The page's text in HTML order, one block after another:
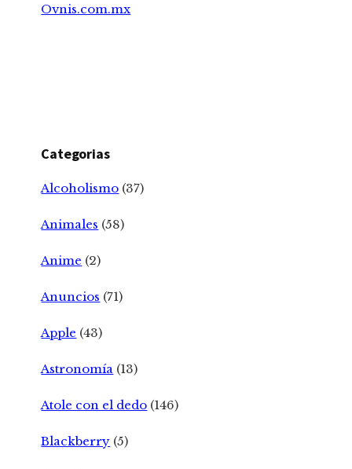
Ovnis.com.mx
Categorias
Alcoholismo (37)
Animales (58)
Anime (2)
Anuncios (71)
Apple (43)
Astronomía (13)
Atole con el dedo (146)
Blackberry (5)